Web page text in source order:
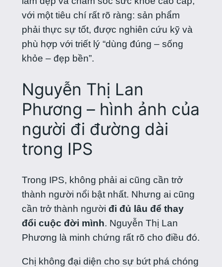
với một tiêu chí rất rõ ràng: sản phẩm
phải thực sự tốt, được nghiên cứu kỹ và
phù hợp với triết lý “dùng đúng – sống
khỏe – đẹp bền”.
Nguyễn Thị Lan
Phương – hình ảnh của
người đi đường dài
trong IPS
Trong IPS, không phải ai cũng cần trở
thành người nổi bật nhất. Nhưng ai cũng
cần trở thành người đi đủ lâu để thay
đổi cuộc đời mình. Nguyễn Thị Lan
Phương là minh chứng rất rõ cho điều đó.
Chị không đại diện cho sự bứt phá chóng